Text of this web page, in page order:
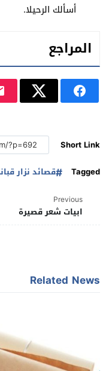
أسألك الرحيلا.
المراجع
Short Link
Tagged
قصائد نزار
Previous
ابيات شعر قصيرة
Related News